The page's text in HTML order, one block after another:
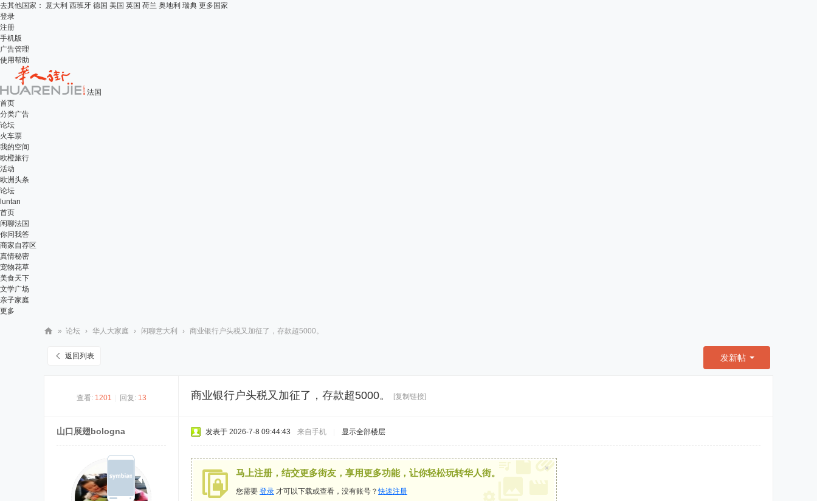
去其他国家： 意大利 西班牙 德国 美国 英国 荷兰 奥地利 瑞典 更多国家
登录
注册
手机版
广告管理
使用帮助
法国
首页
分类广告
论坛
火车票
我的空间
欧橙旅行
活动
欧洲头条
论坛
luntan
首页
闲聊法国
你问我答
商家自荐区
真情秘密
宠物花草
美食天下
文学广场
亲子家庭
更多
» 论坛 › 华人大家庭 › 闲聊意大利 › 商业银行户头税又加征了，存款超5000。
返回列表 发新帖
查看: 1201 回复: 13 商业银行户头税又加征了，存款超5000。 [复制链接]
山口展翅bologna 发表于 2026-7-8 09:44:43 来自手机 显示全部楼层
马上注册，结交更多街友，享用更多功能，让你轻松玩转华人街。
您需要 登录 才可以下载或查看，没有账号？快速注册
×